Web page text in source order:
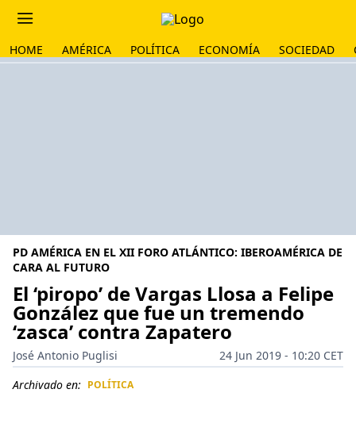
HOME AMÉRICA POLÍTICA ECONOMÍA SOCIEDAD
PD AMÉRICA EN EL XII FORO ATLÁNTICO: IBEROAMÉRICA DE
CARA AL FUTURO
El ‘piropo’ de Vargas Llosa a Felipe
González que fue un tremendo
‘zasca’ contra Zapatero
José Antonio Puglisi
24 Jun 2019 - 10:20 CET
Archivado en: POLÍTICA